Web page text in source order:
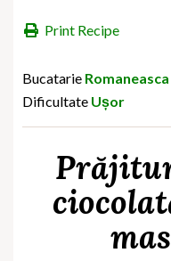
Print Recipe
Bucatarie Romaneasca
Dificultate Ușor